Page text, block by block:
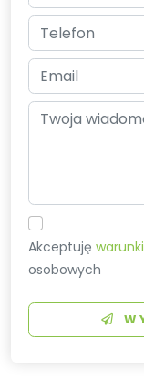
Akceptujęwarunki
osobowych